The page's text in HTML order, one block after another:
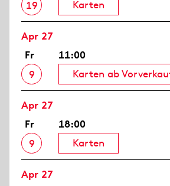
19 Karten
Apr 27
Fr
9
11:00
Karten ab
Apr 27
Fr
9
18:00
Karten
Apr 27